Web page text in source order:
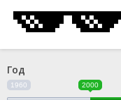
Год
1960 2000